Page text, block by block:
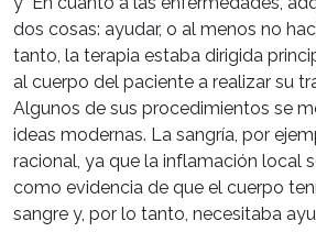
dos cosas: ayudar, o al menos no
tanto, la terapia estaba dirigida
al cuerpo del paciente a realizar su
Algunos de sus procedimientos se
ideas modernas. La sangría, por
racional, ya que la inflamación local
como evidencia de que el cuerpo
sangre y, por lo tanto, necesitaba